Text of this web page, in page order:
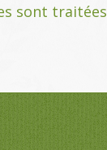
sont traitées